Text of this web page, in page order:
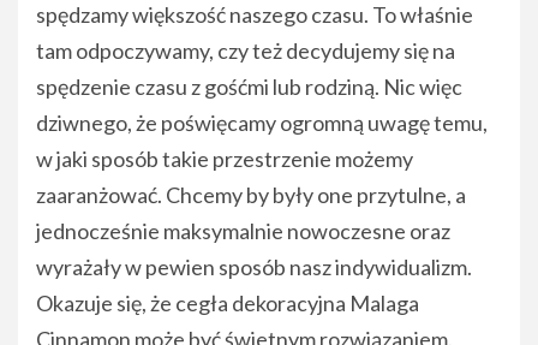
spędzamy większość naszego czasu. To właśnie
tam odpoczywamy, czy też decydujemy się na
spędzenie czasu z gośćmi lub rodziną. Nic więc
dziwnego, że poświęcamy ogromną uwagę temu,
w jaki sposób takie przestrzenie możemy
zaaranżować. Chcemy by były one przytulne, a
jednocześnie maksymalnie nowoczesne oraz
wyrażały w pewien sposób nasz indywidualizm.
Okazuje się, że cegła dekoracyjna Malaga
Cinnamon może być świetnym rozwiązaniem.